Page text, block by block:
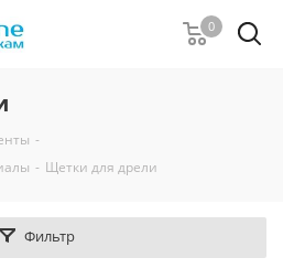
0
-
- Щетки для дрели
Фильтр